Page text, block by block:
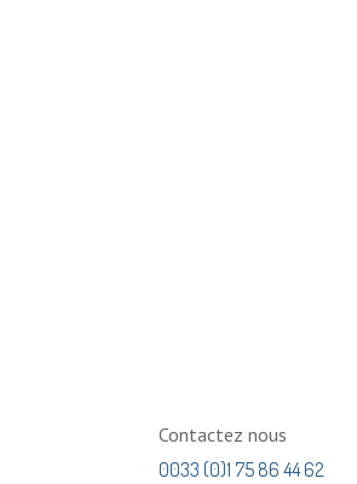
Contactez nous
0033 (0)1 75 86 44 62